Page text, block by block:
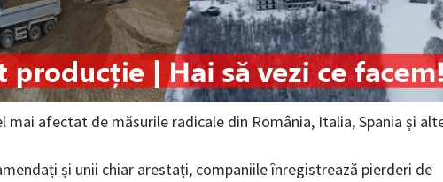
afectat de măsurile radicale din România, Italia, Spania și
și unii chiar arestați, companiile înregistrează pierderi de